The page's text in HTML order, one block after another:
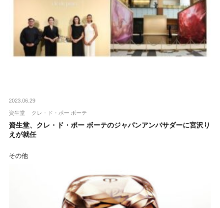
2023.06.29
資生堂 クレ・ド・ポー ボーテ
資生堂、クレ・ド・ポー ボーテのジャパンアンバサダーに宮沢り
えが就任
その他